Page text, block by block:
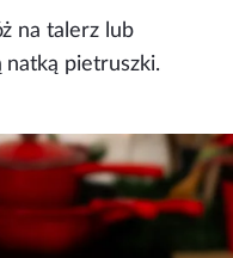
na talerz lub
natką pietruszki.